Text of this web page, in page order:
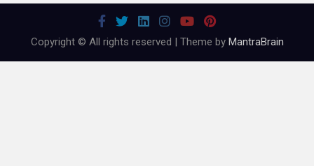
Copyright © All rights reserved | Theme by MantraBrain